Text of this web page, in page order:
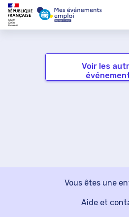
Voir les
Vous êtes une
Aide et